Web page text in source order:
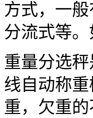
方式，一
分流式等
重量分选
线自动称
重，欠重的